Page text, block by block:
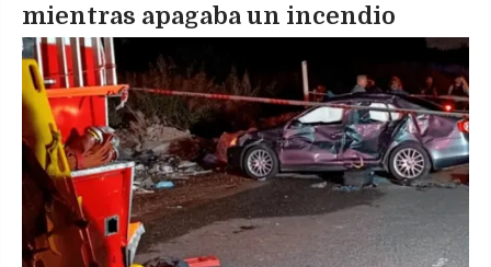
mientras apagaba un incendio